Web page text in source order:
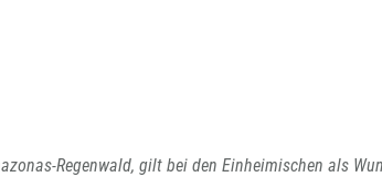
Regenwald, gilt bei den Einheimischen als